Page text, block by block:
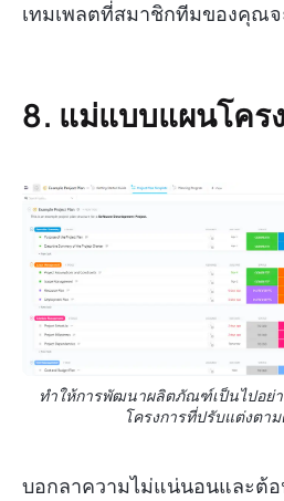
เทมเพลตที่สมาชิกทีมของคุณ
8. แม่แบบแผนโคร
ทำให้การพัฒนาผลิตภัณฑ์เป็นไปอย่
โครงการที่ปรับแต่งตา
บอกลาความไม่แน่นอนและต้